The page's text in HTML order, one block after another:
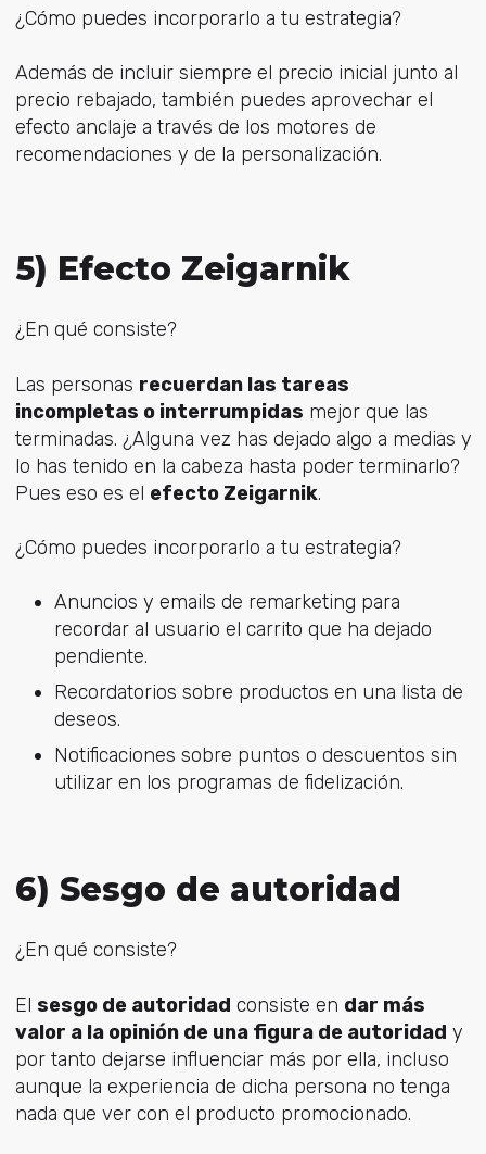
¿Cómo puedes incorporarlo a tu estrategia?
Además de incluir siempre el precio inicial junto al
precio rebajado, también puedes aprovechar el
efecto anclaje a través de los motores de
recomendaciones y de la personalización.
5) Efecto Zeigarnik
¿En qué consiste?
Las personas recuerdan las tareas
incompletas o interrumpidas mejor que las
terminadas. ¿Alguna vez has dejado algo a medias y
lo has tenido en la cabeza hasta poder terminarlo?
Pues eso es el efecto Zeigarnik.
¿Cómo puedes incorporarlo a tu estrategia?
Anuncios y emails de remarketing para
recordar al usuario el carrito que ha dejado
pendiente.
Recordatorios sobre productos en una lista de
deseos.
Notificaciones sobre puntos o descuentos sin
utilizar en los programas de fidelización.
6) Sesgo de autoridad
¿En qué consiste?
El sesgo de autoridad consiste en dar más
valor a la opinión de una figura de autoridad y
por tanto dejarse influenciar más por ella, incluso
aunque la experiencia de dicha persona no tenga
nada que ver con el producto promocionado.